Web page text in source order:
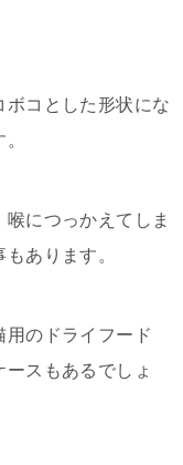
コとした形状にな
につっかえてしま
あります。
用のドライフード
スもあるでしょ